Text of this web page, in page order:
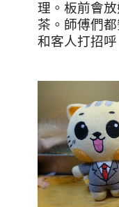
理。板前會
茶。師傅們
和客人打招呼